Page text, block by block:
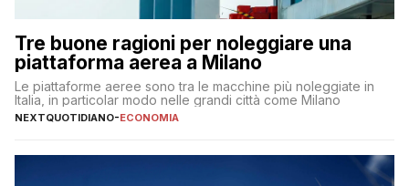
Tre buone ragioni per noleggiare una
piattaforma aerea a Milano
Le piattaforme aeree sono tra le macchine più noleggiate in
Italia, in particolar modo nelle grandi città come Milano
NEXTQUOTIDIANO-ECONOMIA